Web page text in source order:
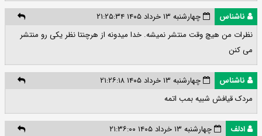
ناشناس
چهارشنبه ۱۳ خرداد ۱۴۰۵ ۲۱:۲۵:۳۴
نظرات من هیچ وقت منتشر نمیشه. خدا میدونه از هرچنتا نظر یکی رو منتشر
می کنن
ناشناس
چهارشنبه ۱۳ خرداد ۱۴۰۵ ۲۱:۲۶:۱۸
مردک قیافش شبیه بمب اتمه
ادلف
چهارشنبه ۱۳ خرداد ۱۴۰۵ ۲۱:۳۶:۰۰